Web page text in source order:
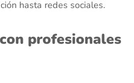
hasta redes sociales.
profesionales